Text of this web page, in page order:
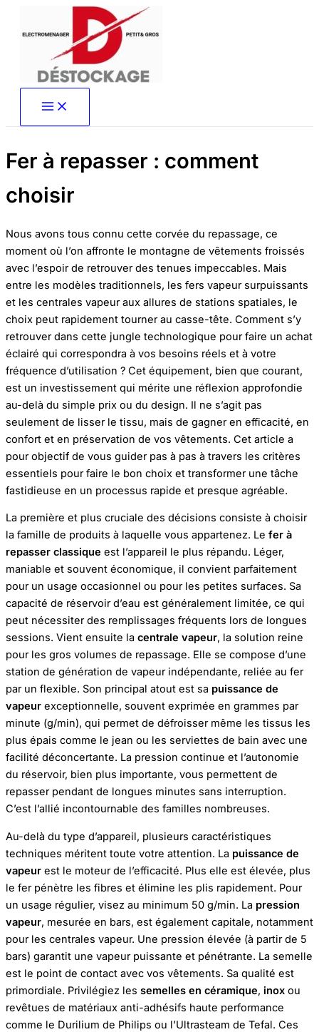
Fer à repasser : comment
choisir
Nous avons tous connu cette corvée du repassage, ce
moment où l’on affronte le montagne de vêtements froissés
avec l’espoir de retrouver des tenues impeccables. Mais
entre les modèles traditionnels, les fers vapeur surpuissants
et les centrales vapeur aux allures de stations spatiales, le
choix peut rapidement tourner au casse-tête. Comment s’y
retrouver dans cette jungle technologique pour faire un achat
éclairé qui correspondra à vos besoins réels et à votre
fréquence d’utilisation ? Cet équipement, bien que courant,
est un investissement qui mérite une réflexion approfondie
au-delà du simple prix ou du design. Il ne s’agit pas
seulement de lisser le tissu, mais de gagner en efficacité, en
confort et en préservation de vos vêtements. Cet article a
pour objectif de vous guider pas à pas à travers les critères
essentiels pour faire le bon choix et transformer une tâche
fastidieuse en un processus rapide et presque agréable.
La première et plus cruciale des décisions consiste à choisir
la famille de produits à laquelle vous appartenez. Le fer à
repasser classique est l’appareil le plus répandu. Léger,
maniable et souvent économique, il convient parfaitement
pour un usage occasionnel ou pour les petites surfaces. Sa
capacité de réservoir d’eau est généralement limitée, ce qui
peut nécessiter des remplissages fréquents lors de longues
sessions. Vient ensuite la centrale vapeur, la solution reine
pour les gros volumes de repassage. Elle se compose d’une
station de génération de vapeur indépendante, reliée au fer
par un flexible. Son principal atout est sa puissance de
vapeur exceptionnelle, souvent exprimée en grammes par
minute (g/min), qui permet de défroisser même les tissus les
plus épais comme le jean ou les serviettes de bain avec une
facilité déconcertante. La pression continue et l’autonomie
du réservoir, bien plus importante, vous permettent de
repasser pendant de longues minutes sans interruption.
C’est l’allié incontournable des familles nombreuses.
Au-delà du type d’appareil, plusieurs caractéristiques
techniques méritent toute votre attention. La puissance de
vapeur est le moteur de l’efficacité. Plus elle est élevée, plus
le fer pénètre les fibres et élimine les plis rapidement. Pour
un usage régulier, visez au minimum 50 g/min. La pression
vapeur, mesurée en bars, est également capitale, notamment
pour les centrales vapeur. Une pression élevée (à partir de 5
bars) garantit une vapeur puissante et pénétrante. La semelle
est le point de contact avec vos vêtements. Sa qualité est
primordiale. Privilégiez les semelles en céramique, inox ou
revêtues de matériaux anti-adhésifs haute performance
comme le Durilium de Philips ou l’Ultrasteam de Tefal. Ces